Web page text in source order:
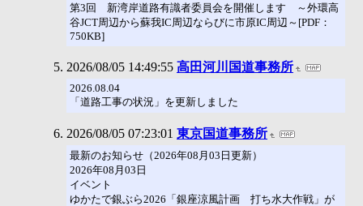
第3回 新湾岸道路有識者委員会を開催します ～外環高
谷JCT周辺から蘇我IC周辺ならびに市原IC周辺～[PDF：
750KB]
2026/08/05 14:49:55 高田河川国道事務所
2026.08.04
「道路工事の状況」を更新しました
2026/08/05 07:23:01 東京国道事務所
最新のお知らせ（2026年08月03日更新）
2026年08月03日
イベント
ゆかたで銀ぶら2026「銀座涼風計画 打ち水大作戦」が